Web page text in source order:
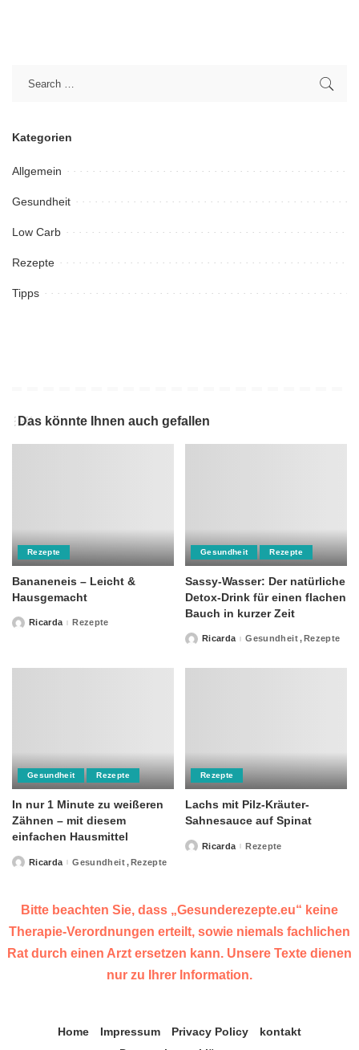
Kategorien
Allgemein
Gesundheit
Low Carb
Rezepte
Tipps
Das könnte Ihnen auch gefallen
Rezepte
Bananeneis – Leicht &
Hausgemacht
PostedRicarda Rezepte
Gesundheit Rezepte
Sassy-Wasser: Der natürliche
Detox-Drink für einen flachen
Bauch in kurzer Zeit
PostedRicarda Gesundheit Rezepte
Gesundheit Rezepte
In nur 1 Minute zu weißeren
Zähnen – mit diesem
einfachen Hausmittel
PostedRicarda Gesundheit Rezepte
Rezepte
Lachs mit Pilz-Kräuter-
Sahnesauce auf Spinat
PostedRicarda Rezepte
Bitte beachten Sie, dass „Gesunderezepte.eu“ keine
Therapie-Verordnungen erteilt, sowie niemals fachlichen
Rat durch einen Arzt ersetzen kann. Unsere Texte dienen
nur zu Ihrer Information.
Home Impressum Privacy Policy
kontakt